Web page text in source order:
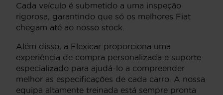
Cada veículo é submetido a uma inspeção
rigorosa, garantindo que só os melhores Fiat
chegam até ao nosso stock.
Além disso, a Flexicar proporciona uma
experiência de compra personalizada e suporte
especializado para ajudá-lo a compreender
melhor as especificações de cada carro. A nossa
equipa altamente treinada está sempre pronta